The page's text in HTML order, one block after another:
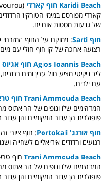
Karidi Beach חוף קארדי
קארדי מפורסם במימי הטורקיז
של גבעות מכוסות אורנים.
חוף Sarti
רצועה ארוכה של קו חוף חולי עם מים
Agios Ioannis Beach חוף אגיוס יואניס
ליד ניקיטי מציע חול עדין ומים
עם ילדים.
Trani Ammouda Beach חוף טראני אמודה
המדהימים שלו ונופים של הר אתוס
פופולרית הן עבור המקומיים והן עבור
חוף אורנג' Portokali
: חוף ציורי
רגועים ורדודים אידיאליים לשחייה
Trani Ammouda Beach חוף
המדהימים שלו ונופים של הר אתוס
פופולרית הן עבור המקומיים והן עבור